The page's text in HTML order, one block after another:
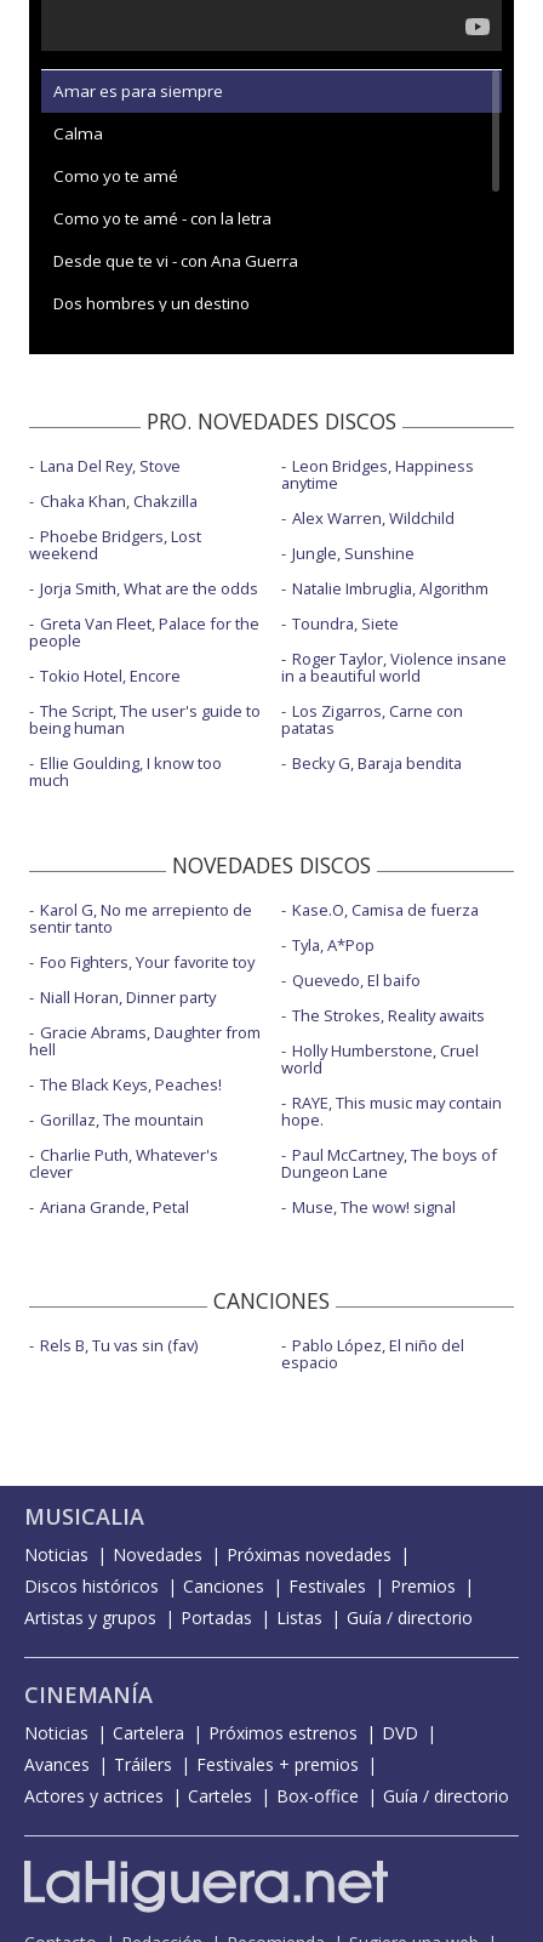
Amar es para siempre
Calma
Como yo te amé
Como yo te amé - con la letra
Desde que te vi - con Ana Guerra
Dos hombres y un destino
Héroes
Hola qué tal - Visualizer
La siberiana
Lo pide el alma
Sé
Sé - La Revuelta
PRO. NOVEDADES DISCOS
Lana Del Rey, Stove
Chaka Khan, Chakzilla
Phoebe Bridgers, Lost
weekend
Jorja Smith, What are the odds
Greta Van Fleet, Palace for the
people
Tokio Hotel, Encore
The Script, The user's guide to
being human
Ellie Goulding, I know too
much
Leon Bridges, Happiness
anytime
Alex Warren, Wildchild
Jungle, Sunshine
Natalie Imbruglia, Algorithm
Toundra, Siete
Roger Taylor, Violence insane
in a beautiful world
Los Zigarros, Carne con
patatas
Becky G, Baraja bendita
NOVEDADES DISCOS
Karol G, No me arrepiento de
sentir tanto
Foo Fighters, Your favorite toy
Niall Horan, Dinner party
Gracie Abrams, Daughter from
hell
The Black Keys, Peaches!
Gorillaz, The mountain
Charlie Puth, Whatever's
clever
Ariana Grande, Petal
Kase.O, Camisa de fuerza
Tyla, A*Pop
Quevedo, El baifo
The Strokes, Reality awaits
Holly Humberstone, Cruel
world
RAYE, This music may contain
hope.
Paul McCartney, The boys of
Dungeon Lane
Muse, The wow! signal
CANCIONES
Rels B, Tu vas sin (fav) Pablo López, El niño del
espacio
MUSICALIA
Noticias Novedades
Próximas novedades
Discos históricos
Canciones Festivales
Premios
Artistas y grupos
Portadas Listas Guía / directorio
CINEMANÍA
Noticias Cartelera Próximos estrenos
DVD
Avances
Tráilers
Festivales + premios
Actores y actrices
Carteles Box-office Guía / directorio